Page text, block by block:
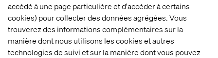
accédé à une page particulière et d'accéder à certains
cookies) pour collecter des données agrégées. Vous
trouverez des informations complémentaires sur la
manière dont nous utilisons les cookies et autres
technologies de suivi et sur la manière dont vous pouvez